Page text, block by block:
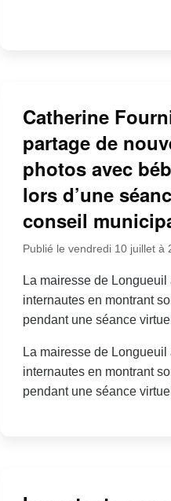
Catherine
partage de
photos avec
lors d’une
conseil
Publié le vendredi 10 juillet à
La mairesse de Longueuil
internautes en montrant
pendant une séance
La mairesse de Longueuil
internautes en montrant
pendant une séance